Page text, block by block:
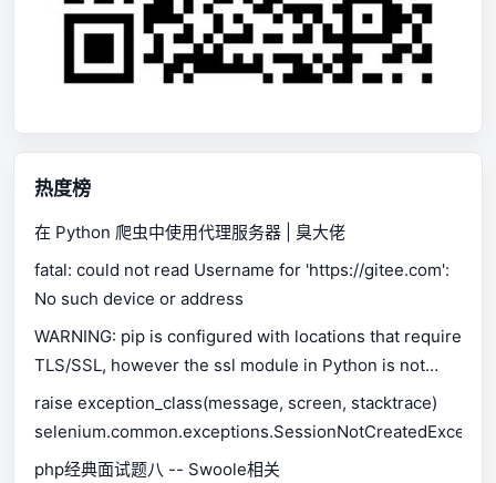
热度榜
在 Python 爬虫中使用代理服务器 | 臭大佬
fatal: could not read Username for 'https://gitee.com':
No such device or address
WARNING: pip is configured with locations that require
TLS/SSL, however the ssl module in Python is not
available.
raise exception_class(message, screen, stacktrace)
php经典面试题八 -- Swoole相关